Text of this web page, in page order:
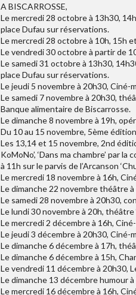
A BISCARROSSE,
Le mercredi 28 octobre à 13h30,
place Dufau sur réservations.
Le mercredi 28 octobre à 10h, 15h
Le vendredi 30 octobre à partir de
Le samedi 31 octobre à 13h30,
place Dufau sur réservations.
Le jeudi 5 novembre à 20h30, Ciné-
Le samedi 7 novembre à 20h30,
Banque alimentaire de Biscarrosse.
Le dimanche 8 novembre à 19h,
Du 10 au 15 novembre, 5ème
Les 13,14 et 15 novembre, 2nd
KoMoNo’, ‘Dans ma chambre’ par
à 11h sur le parvis de l’Arcanson
Le mercredi 18 novembre à 16h,
Le dimanche 22 novembre théâtre à
Le samedi 28 novembre à 20h30,
Le lundi 30 novembre à 20h, théâtre
Le mercredi 2 décembre à 16h,
Le jeudi 3 décembre à 20h30, Ciné-
Le dimanche 6 décembre à 17h,
Le dimanche 6 décembre à 15h,
Le vendredi 11 décembre à 20h30,
Le dimanche 13 décembre humour
Le mercredi 16 décembre à 16h,